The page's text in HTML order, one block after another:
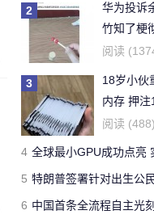
对文章: 吃胖算我输 华
肥新思路
的评论
开了一年了，操控很
Forza Horizon 3 用户
对文章: 全球最快量产
正式发布 中国售价313
国有国法，
2
华为投诉
竹知了梗
阅读
3
18岁小伙
内存 押
阅读
4 全球最小GPU成功点亮 实
5 特朗普签署针对出生公民权的行政
6 中国首条全流程自主光